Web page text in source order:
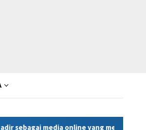
online yang menyajikan berita